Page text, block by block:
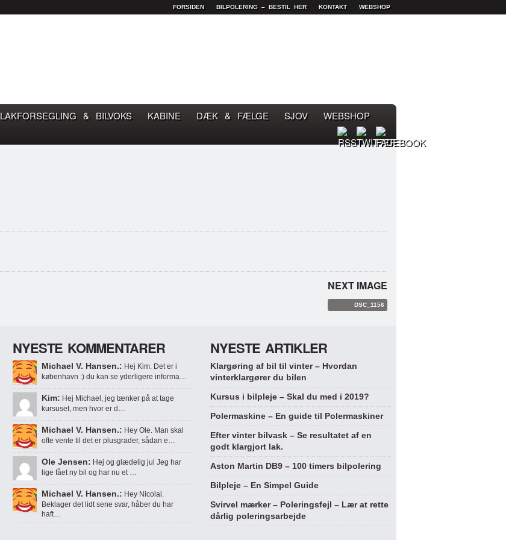
FORSIDEN BILPOLERING – BESTIL HER KONTAKT WEBSHOP
LAKFORSEGLING & BILVOKS KABINE DÆK & FÆLGE SJOV WEBSHOP
NEXT IMAGE
DSC_1156
NYESTE KOMMENTARER
Michael V. Hansen.: Hej Kim. Det er i
københavn :) du kan se yderligere informa…
Kim: Hej Michael, jeg tænker på at tage
kursuset, men hvor er d…
Michael V. Hansen.: Hey Ole. Man skal
ofte vente til det er plusgrader, sådan e…
Ole Jensen: Hej og glædelig jul Jeg har
lige fået ny bil og har nu et …
Michael V. Hansen.: Hey Nicolai.
Beklager det lidt sene svar, håber du har
haft…
NYESTE ARTIKLER
Klargøring af bil til vinter – Hvordan
vinterklargører du bilen
Kursus i bilpleje – Skal du med i 2019?
Polermaskine – En guide til Polermaskiner
Efter vinter bilvask – Se resultatet af en
godt klargjort lak.
Aston Martin DB9 – 100 timers bilpolering
Bilpleje – En Simpel Guide
Svirvel mærker – Poleringsfejl – Lær at rette
dårlig poleringsarbejde